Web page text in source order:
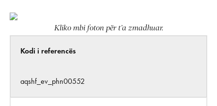
Kliko mbi foton për t’a zmadhuar.
Kodi i referencës
aqshf_ev_phn00552